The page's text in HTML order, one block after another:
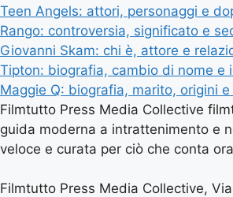
Teen Angels: attori, personaggi e
Rango: controversia, significato e
Giovanni Skam: chi è, attore e
Tipton: biografia, cambio di nome e
Maggie Q: biografia, marito, origini e
Filmtutto Press Media Collective
guida moderna a intrattenimento e
veloce e curata per ciò che conta
Filmtutto Press Media Collective,